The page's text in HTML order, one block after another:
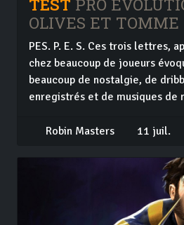
TEST PRO
OLIVES ET TOMME
PES. P. E. S. Ces trois lettres,
chez beaucoup de joueurs
beaucoup de nostalgie, de
enregistrés et de musiques de
Robin Masters 11 juil.